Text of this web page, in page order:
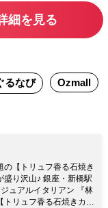
細を見る
るなび Ozmall
の【トリュフ香る石焼き
盛り沢山♪ 銀座・新橋駅
ュアルイタリアン 『林
トリュフ香る石焼きカル